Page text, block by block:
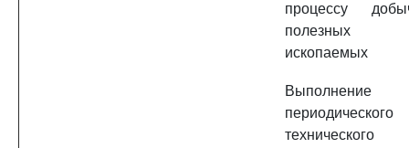
процессу
полезных
ископаемых
Выполнение
периодического
технического